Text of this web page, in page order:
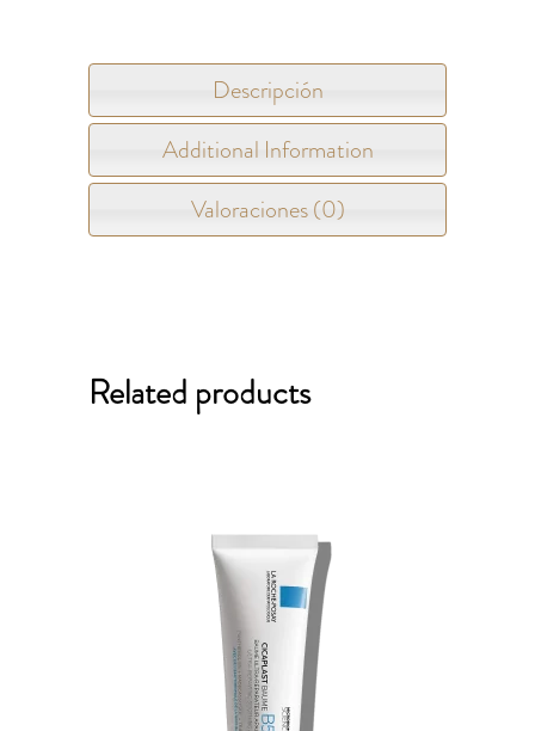
Descripción
Additional Information
Valoraciones (0)
Related products